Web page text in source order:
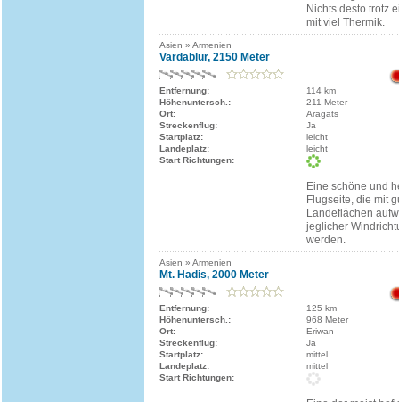
Nichts desto trotz
mit viel Thermik.
Asien » Armenien
Vardablur, 2150 Meter
Entfernung:
114 km
Höhenuntersch.:
211 Meter
Ort:
Aragats
Streckenflug:
Ja
Startplatz:
leicht
Landeplatz:
leicht
Start Richtungen:
Eine schöne und
Flugseite, die mit
Landeflächen
jeglicher
werden.
Asien » Armenien
Mt. Hadis, 2000 Meter
Entfernung:
125 km
Höhenuntersch.:
968 Meter
Ort:
Eriwan
Streckenflug:
Ja
Startplatz:
mittel
Landeplatz:
mittel
Start Richtungen: